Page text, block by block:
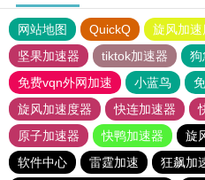
网站地图 QuickQ 旋风加速
坚果加速器
tiktok加速器
狗
免费vqn外网加速
小蓝鸟
旋风加速度器
快连加速器
原子加速器
快鸭加速器 旋
软件中心
雷霆加速 狂飙加